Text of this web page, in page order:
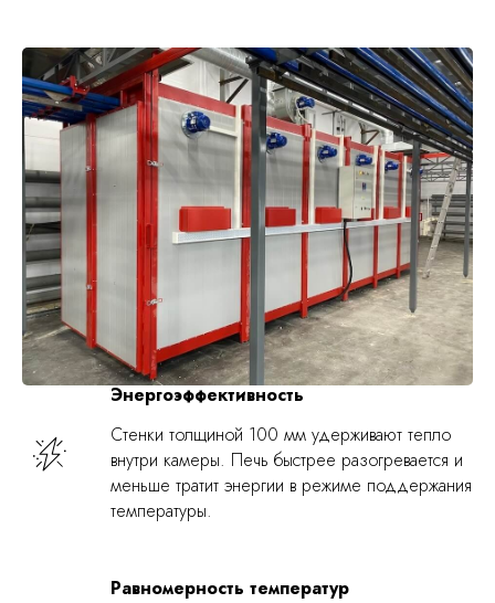
Энергоэффективность
Стенки толщиной 100 мм удерживают тепло
внутри камеры. Печь быстрее разогревается и
меньше тратит энергии в режиме поддержания
температуры.
Равномерность температур